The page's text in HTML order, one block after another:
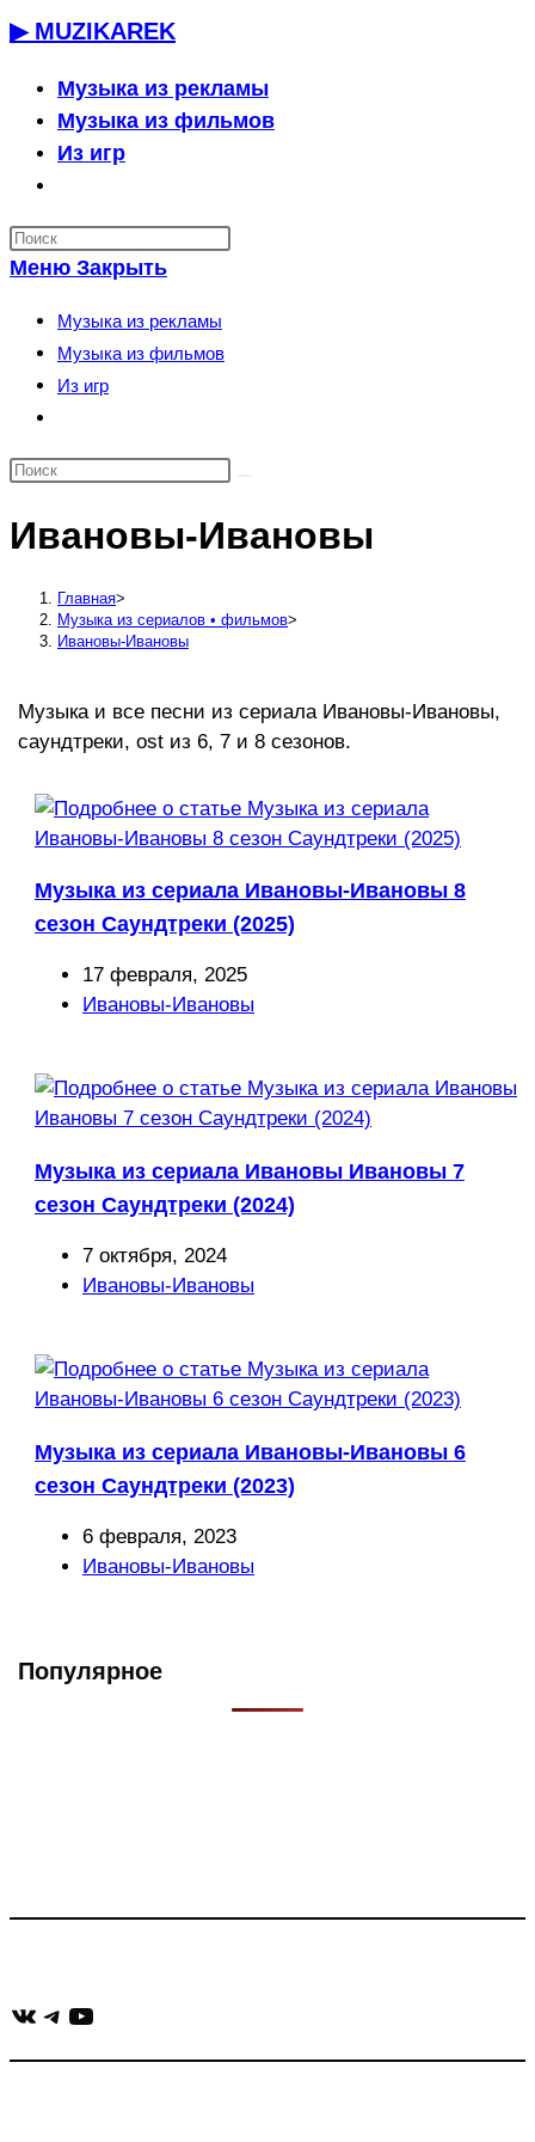
Перейти
содержимому
▶ MUZIKAREK
Музыка из рекламы
Музыка из фильмов
Из игр
по
веб-
сайту
Меню Закрыть
Музыка из рекламы
Музыка из фильмов
Из игр
по
сайту
Ивановы-Ивановы
Главная>
Музыка из сериалов • фильмов>
Ивановы-Ивановы
Музыка и все песни из сериала Ивановы-Ивановы,
саундтреки, ost из 6, 7 и 8 сезонов.
Музыка из сериала Ивановы-Ивановы 8
сезон Саундтреки (2025)
Запись
опубликована:
17 февраля, 2025
Рубрика
Ивановы-Ивановы
Музыка из сериала Ивановы Ивановы 7
сезон Саундтреки (2024)
Запись
опубликована:
7 октября, 2024
Рубрика
Ивановы-Ивановы
Музыка из сериала Ивановы-Ивановы 6
сезон Саундтреки (2023)
Запись
опубликована:
6 февраля, 2023
Рубрика
Ивановы-Ивановы
Популярное
ВКонтакте
Telegram
YouTube